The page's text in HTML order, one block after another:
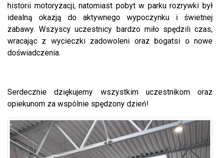
historii motoryzacji, natomiast pobyt w parku rozrywki był
idealną okazją do aktywnego wypoczynku i świetnej
zabawy. Wszyscy uczestnicy bardzo miło spędzili czas,
wracając z wycieczki zadowoleni oraz bogatsi o nowe
doświadczenia.
Serdecznie dziękujemy wszystkim uczestnikom oraz
opiekunom za wspólnie spędzony dzień!